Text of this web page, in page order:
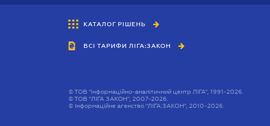
БУХГАЛТЕР&ЗАКОН
ВІСНИК МСФЗ
КАТАЛОГ РІШЕНЬ
ВСІ ТАРИФИ ЛІГА:ЗАКОН
©ТОВ "інформаційно-аналітичний центр ЛІГА", 1991-2026.
©ТОВ "ЛІГА ЗАКОН", 2007-2026.
© Інформаційне агенство "ЛІГА:ЗАКОН", 2010-2026.